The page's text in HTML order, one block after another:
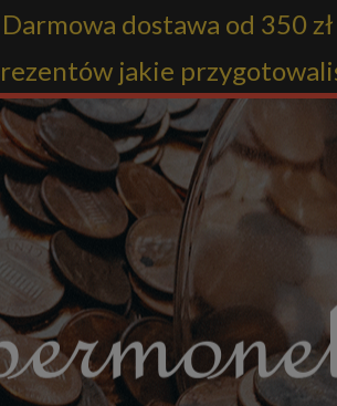
Darmowa dostawa od 350 zł
jakie